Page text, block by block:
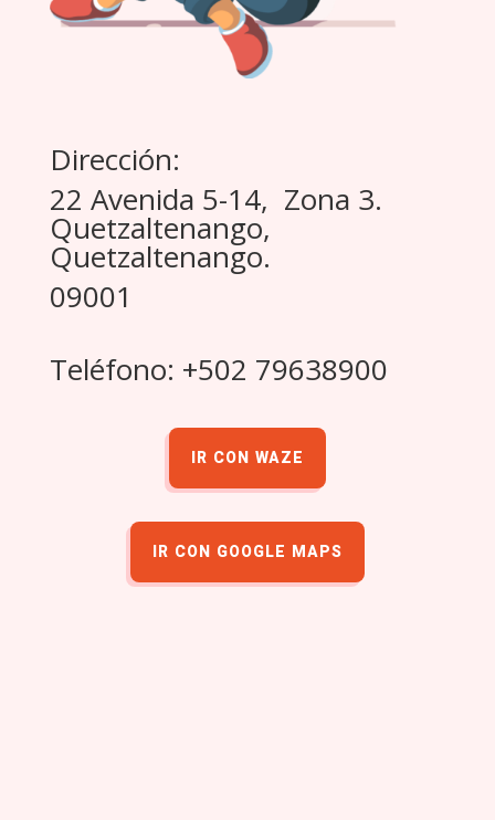
Dirección:
22 Avenida 5-14, Zona 3.
Quetzaltenango,
Quetzaltenango.
09001
Teléfono: +502 79638900
IR CON WAZE
IR CON GOOGLE MAPS